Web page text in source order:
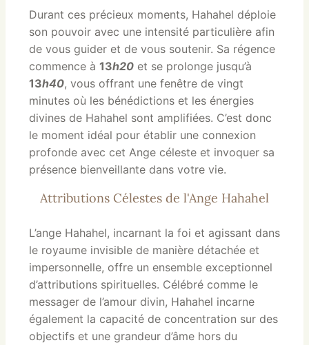
Durant ces précieux moments, Hahahel déploie
son pouvoir avec une intensité particulière afin
de vous guider et de vous soutenir. Sa régence
commence à 13h20 et se prolonge jusqu’à
13h40, vous offrant une fenêtre de vingt
minutes où les bénédictions et les énergies
divines de Hahahel sont amplifiées. C’est donc
le moment idéal pour établir une connexion
profonde avec cet Ange céleste et invoquer sa
présence bienveillante dans votre vie.
Attributions Célestes de l'Ange Hahahel
L’ange Hahahel, incarnant la foi et agissant dans
le royaume invisible de manière détachée et
impersonnelle, offre un ensemble exceptionnel
d’attributions spirituelles. Célébré comme le
messager de l’amour divin, Hahahel incarne
également la capacité de concentration sur des
objectifs et une grandeur d’âme hors du